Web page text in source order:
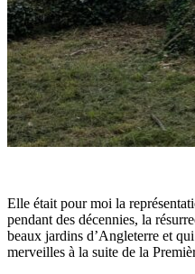
Elle était pour moi la
pendant des décennies, la
beaux jardins d’Angleterre et
merveilles à la suite de la